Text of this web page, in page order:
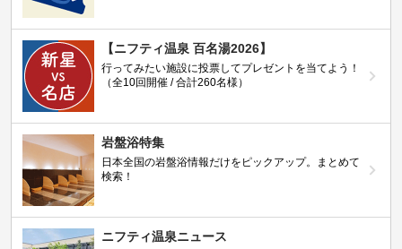
【ニフティ温泉 百名湯2026】
行ってみたい施設に投票してプレゼントを当てよう！
（全10回開催 / 合計260名様）
岩盤浴特集
日本全国の岩盤浴情報だけをピックアップ。まとめて
検索！
ニフティ温泉ニュース